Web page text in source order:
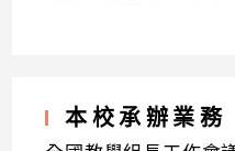
本校承辦業務